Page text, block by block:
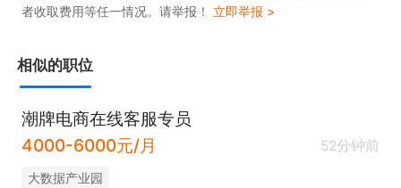
者收取费用等任一情况。请举报！ 立即举报 >
相似的职位
潮牌电商在线客服专员
4000-6000元/月
52分钟前
大数据产业园